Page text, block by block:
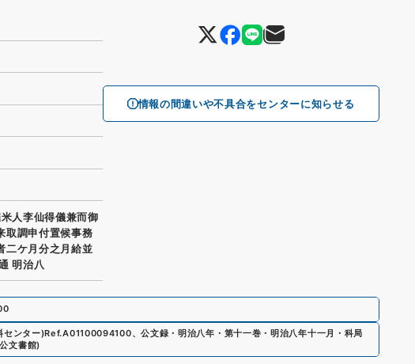
情報の間違いや不具合をセンターに知らせる
人李仙得儀兼而御
取調申付置候事務
二ケ月分之月給並
明治八
センター)Ref.A01100094100、公文録・明治八年・第十一巻・明治八年十一月・科局
文書館)